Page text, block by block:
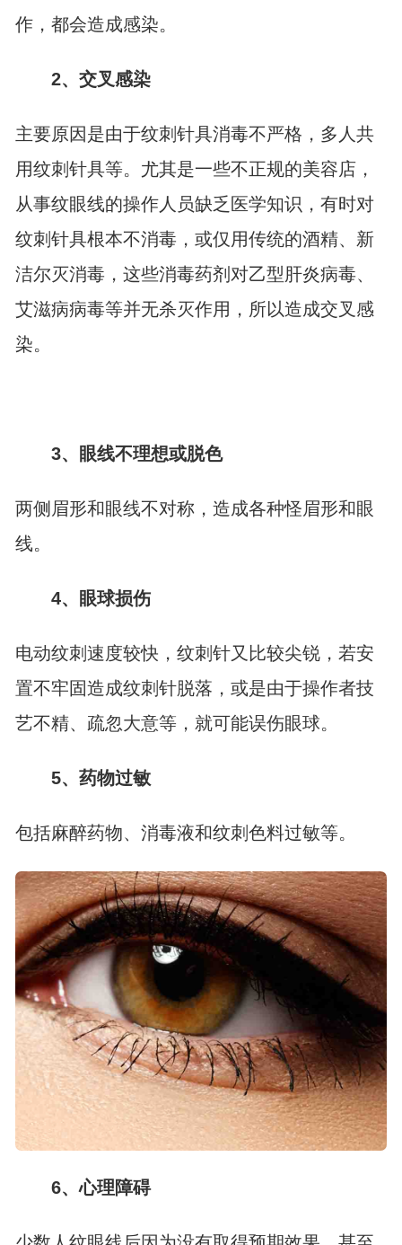
作，都会造成感染。
2、交叉感染
主要原因是由于纹刺针具消毒不严格，多人共
用纹刺针具等。尤其是一些不正规的美容店，
从事纹眼线的操作人员缺乏医学知识，有时对
纹刺针具根本不消毒，或仅用传统的酒精、新
洁尔灭消毒，这些消毒药剂对乙型肝炎病毒、
艾滋病病毒等并无杀灭作用，所以造成交叉感
染。
3、眼线不理想或脱色
两侧眉形和眼线不对称，造成各种怪眉形和眼
线。
4、眼球损伤
电动纹刺速度较快，纹刺针又比较尖锐，若安
置不牢固造成纹刺针脱落，或是由于操作者技
艺不精、疏忽大意等，就可能误伤眼球。
5、药物过敏
包括麻醉药物、消毒液和纹刺色料过敏等。
6、心理障碍